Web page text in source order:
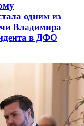
одним из
Владимира
в ДФО